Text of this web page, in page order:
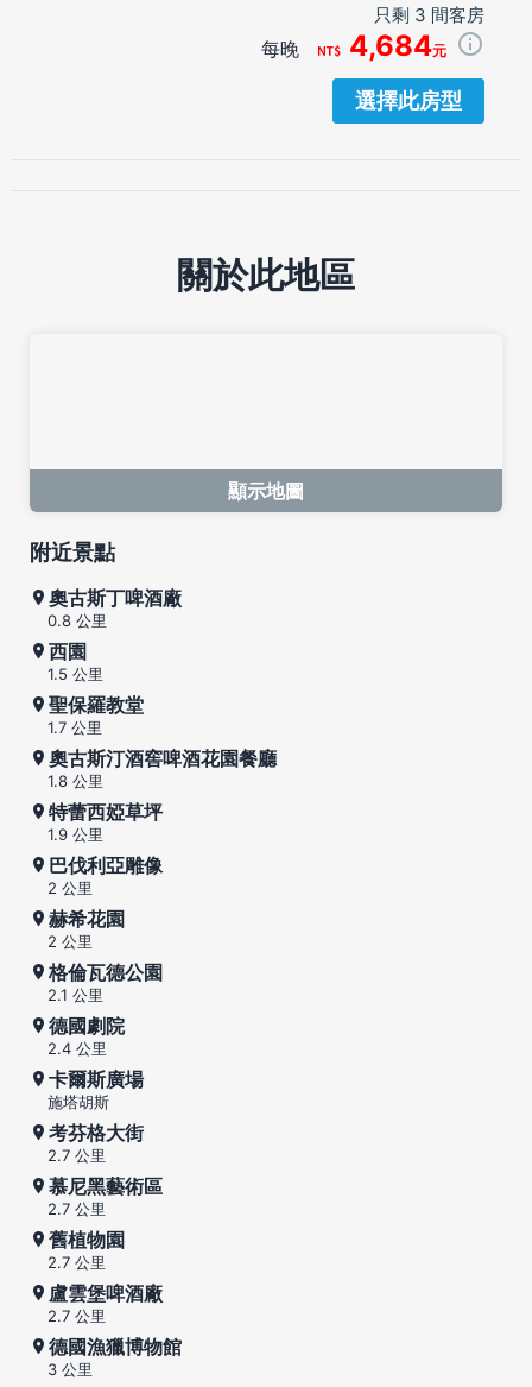
只剩 3 間客房
每晚 4,684元
選擇此房型
關於此地區
顯示地圖
附近景點
奧古斯丁啤酒廠
0.8 公里
西園
1.5 公里
聖保羅教堂
1.7 公里
奧古斯汀酒窖啤酒花園餐廳
1.8 公里
特蕾西婭草坪
1.9 公里
巴伐利亞雕像
2 公里
赫希花園
2 公里
格倫瓦德公園
2.1 公里
德國劇院
2.4 公里
卡爾斯廣場
施塔胡斯
考芬格大街
2.7 公里
慕尼黑藝術區
2.7 公里
舊植物園
2.7 公里
盧雲堡啤酒廠
2.7 公里
德國漁獵博物館
3 公里